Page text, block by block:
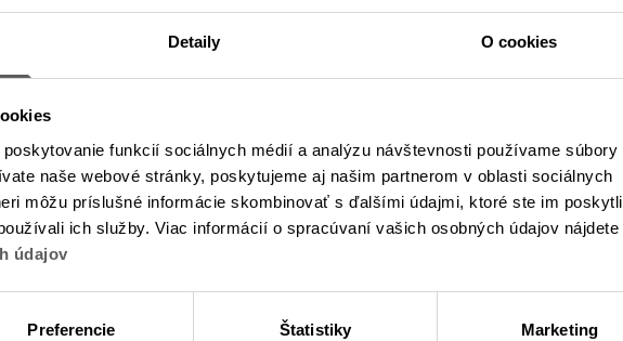
Detaily O cookies
funkcií sociálnych médií a analýzu návštevnosti používame súbory
naše webové stránky, poskytujeme aj našim partnerom v oblasti sociálnych
môžu príslušné informácie skombinovať s ďalšími údajmi, ktoré ste im poskytli
ich služby. Viac informácií o spracúvaní vašich osobných údajov nájdete
údajov
Preferencie Štatistiky Marketing
Kde môžete kartu použiť?